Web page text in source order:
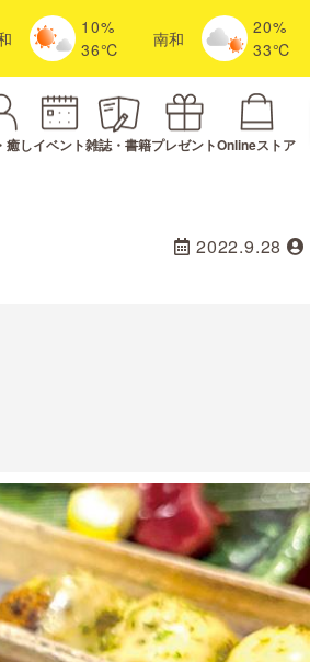
10%
36℃
南和
20%
33℃
癒しイベント雑誌・書籍プレゼントOnlineストア
2022.9.28